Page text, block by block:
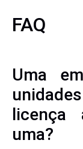
FAQ
Uma
licença
uma?